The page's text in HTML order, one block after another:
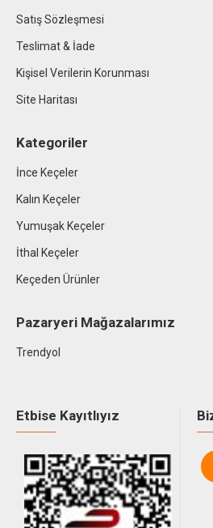
Satış Sözleşmesi
Teslimat & İade
Kişisel Verilerin Korunması
Site Haritası
Kategoriler
İnce Keçeler
Kalın Keçeler
Yumuşak Keçeler
İthal Keçeler
Keçeden Ürünler
Pazaryeri Mağazalarımız
Trendyol
Etbise Kayıtlıyız